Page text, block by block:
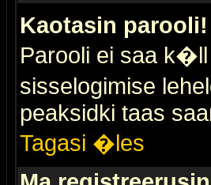
Kaotasin parooli!
Parooli ei saa k�ll
sisselogimise
peaksidki taas
Tagasi �les